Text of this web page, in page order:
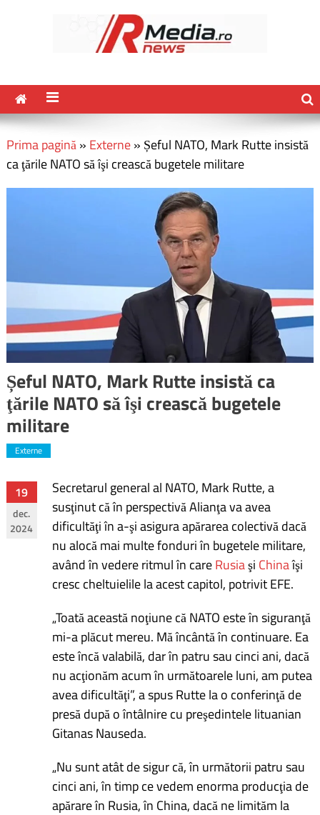
Prima pagină» Externe» Șeful NATO, Mark Rutte insistă
ca ţările NATO să îşi crească bugetele militare
Șeful NATO, Mark Rutte insistă ca
ţările NATO să îşi crească bugetele
militare
Externe
19
dec.
2024
Secretarul general al NATO, Mark Rutte, a
susţinut că în perspectivă Alianţa va avea
dificultăţi în a-şi asigura apărarea colectivă dacă
nu alocă mai multe fonduri în bugetele militare,
având în vedere ritmul în careRusiaşi Chinaîşi
cresc cheltuielile la acest capitol, potrivit EFE.
„Toată această noţiune că NATO este în siguranţă
mi-a plăcut mereu. Mă încântă în continuare. Ea
este încă valabilă, dar în patru sau cinci ani, dacă
nu acţionăm acum în următoarele luni, am putea
avea dificultăţi”, a spus Rutte la o conferinţă de
presă după o întâlnire cu preşedintele lituanian
Gitanas Nauseda.
„Nu sunt atât de sigur că, în următorii patru sau
cinci ani, în timp ce vedem enorma producţia de
apărare în Rusia, în China, dacă ne limităm la
Navigare
în
articole